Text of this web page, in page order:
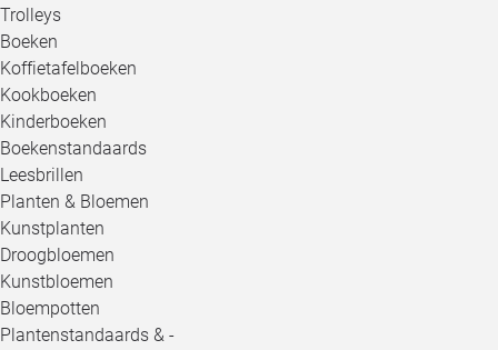
Trolleys
Boeken
Koffietafelboeken
Kookboeken
Kinderboeken
Boekenstandaards
Leesbrillen
Planten & Bloemen
Kunstplanten
Droogbloemen
Kunstbloemen
Bloempotten
Plantenstandaards & -